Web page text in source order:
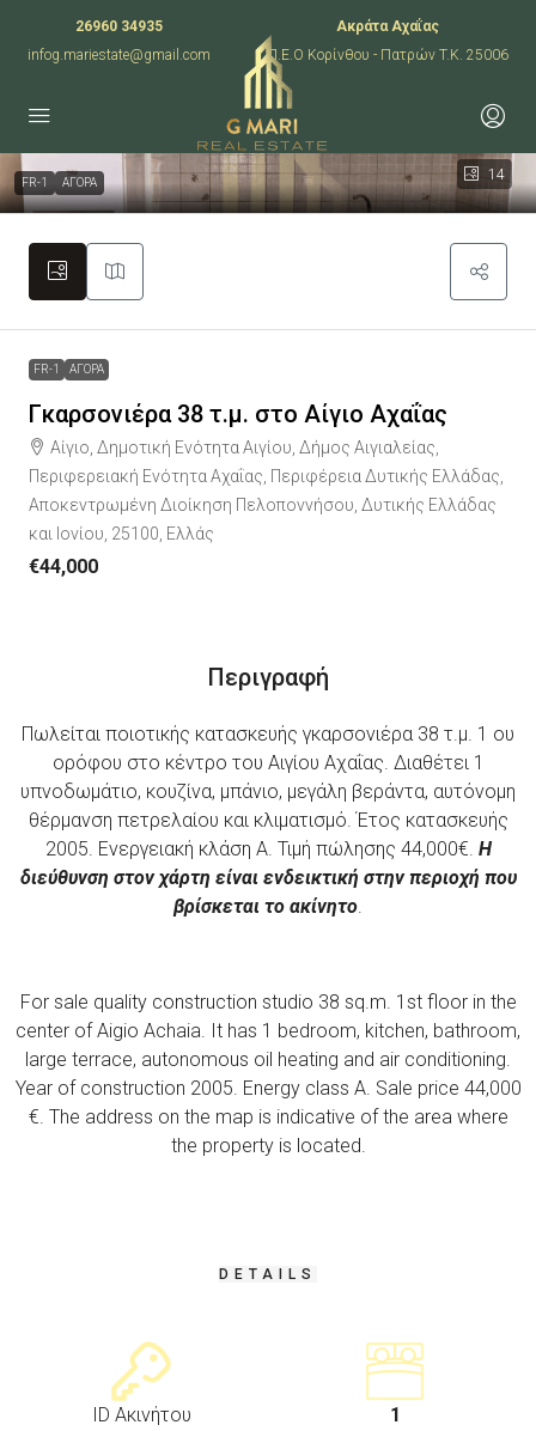
26960 34935
infog.mariestate@gmail.com
Ακράτα Αχαΐας
Π.Ε.Ο Κορίνθου - Πατρών T.K. 25006
14
FR-1 ΑΓΟΡΑ
FR-1 ΑΓΟΡΑ
Γκαρσονιέρα 38 τ.μ. στο Αίγιο Αχαΐας
Αίγιο, Δημοτική Ενότητα Αιγίου, Δήμος Αιγιαλείας,
Περιφερειακή Ενότητα Αχαΐας, Περιφέρεια Δυτικής Ελλάδας,
Αποκεντρωμένη Διοίκηση Πελοποννήσου, Δυτικής Ελλάδας
και Ιονίου, 25100, Ελλάς
€44,000
Περιγραφή
Πωλείται ποιοτικής κατασκευής γκαρσονιέρα 38 τ.μ. 1 ου
ορόφου στο κέντρο του Αιγίου Αχαΐας. Διαθέτει 1
υπνοδωμάτιο, κουζίνα, μπάνιο, μεγάλη βεράντα, αυτόνομη
θέρμανση πετρελαίου και κλιματισμό. Έτος κατασκευής
2005. Ενεργειακή κλάση Α. Τιμή πώλησης 44,000€. Η
διεύθυνση στον χάρτη είναι ενδεικτική στην περιοχή που
βρίσκεται το ακίνητο.
For sale quality construction studio 38 sq.m. 1st floor in the
center of Aigio Achaia. It has 1 bedroom, kitchen, bathroom,
large terrace, autonomous oil heating and air conditioning.
Year of construction 2005. Energy class A. Sale price 44,000
€. The address on the map is indicative of the area where
the property is located.
DETAILS
ID Ακινήτου
1